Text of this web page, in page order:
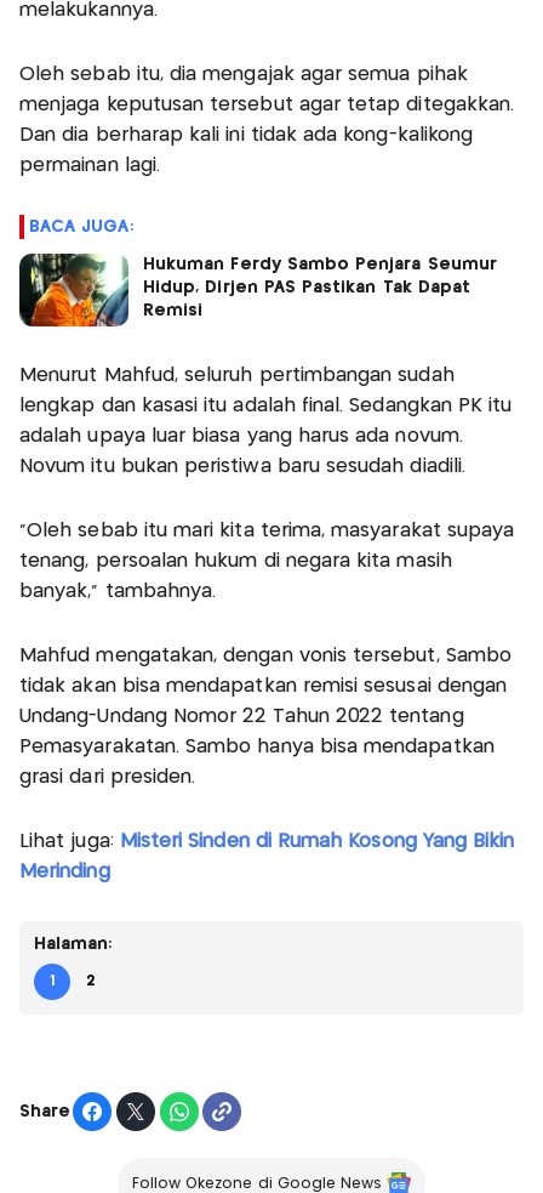
melakukannya.
Oleh sebab itu, dia mengajak agar semua pihak
menjaga keputusan tersebut agar tetap ditegakkan.
Dan dia berharap kali ini tidak ada kong-kalikong
permainan lagi.
BACA JUGA:
Hukuman Ferdy Sambo Penjara Seumur
Hidup, Dirjen PAS Pastikan Tak Dapat
Remisi
Menurut Mahfud, seluruh pertimbangan sudah
lengkap dan kasasi itu adalah final. Sedangkan PK itu
adalah upaya luar biasa yang harus ada novum.
Novum itu bukan peristiwa baru sesudah diadili.
"Oleh sebab itu mari kita terima, masyarakat supaya
tenang, persoalan hukum di negara kita masih
banyak," tambahnya.
Mahfud mengatakan, dengan vonis tersebut, Sambo
tidak akan bisa mendapatkan remisi sesusai dengan
Undang-Undang Nomor 22 Tahun 2022 tentang
Pemasyarakatan. Sambo hanya bisa mendapatkan
grasi dari presiden.
Lihat juga: Misteri Sinden di Rumah Kosong Yang Bikin
Merinding
Halaman:
1 2
Share
Follow Okezone di Google News